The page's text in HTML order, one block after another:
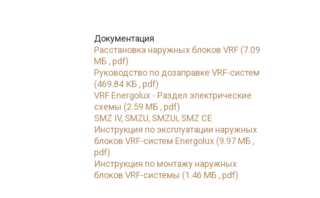
Документация
Расстановка наружных блоков VRF (7.09
МБ , pdf)
Руководство по дозаправке VRF-систем
(469.84 КБ , pdf)
VRF Energolux - Раздел электрические
схемы (2.59 МБ , pdf)
SMZ IV, SMZU, SMZUi, SMZ CE
Инструкция по эксплуатации наружных
блоков VRF-систем Energolux (9.97 МБ ,
pdf)
Инструкция по монтажу наружных
блоков VRF-системы (1.46 МБ , pdf)